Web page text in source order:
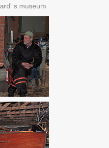
s museum